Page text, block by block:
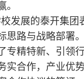
发展的泰开集
思路与战略部署
专精特新、引领
实合作，产业优